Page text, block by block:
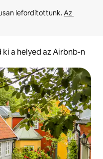
lefordítottunk. Az
ki a helyed az Airbnb-n